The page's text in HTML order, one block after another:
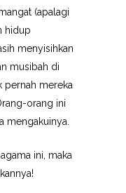
(apalagi
hidup
menyisihkan
musibah di
pernah mereka
orang ini
mengakuinya.
ini, maka